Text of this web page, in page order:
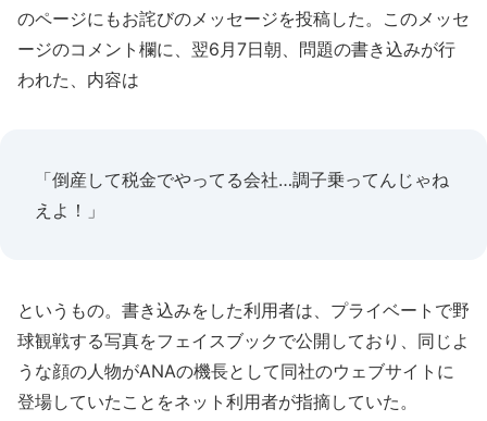
のページにもお詫びのメッセージを投稿した。このメッセ
ージのコメント欄に、翌6月7日朝、問題の書き込みが行
われた、内容は
「倒産して税金でやってる会社…調子乗ってんじゃね
えよ！」
というもの。書き込みをした利用者は、プライベートで野
球観戦する写真をフェイスブックで公開しており、同じよ
うな顔の人物がANAの機長として同社のウェブサイトに
登場していたことをネット利用者が指摘していた。